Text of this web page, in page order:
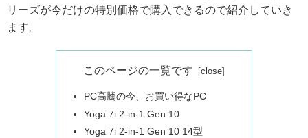
リーズが今だけの特別価格で購入できるので紹介していき
ます。
このページの一覧です
PC高騰の今、お買い得なPC
Yoga 7i 2-in-1 Gen 10
Yoga 7i 2-in-1 Gen 10 14型